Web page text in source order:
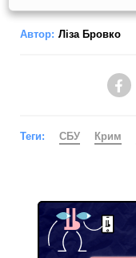
Автор: Ліза Бровко
Теги: СБУ Крим